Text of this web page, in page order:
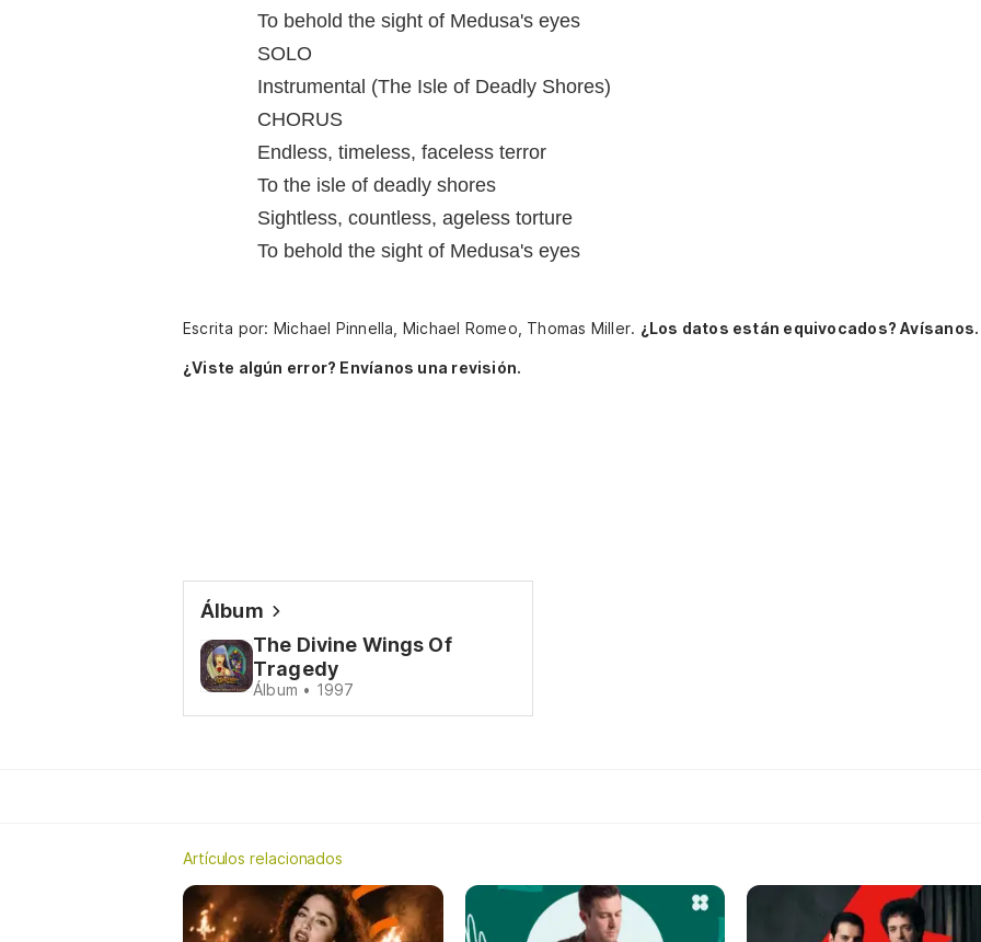
To behold the sight of Medusa's eyes
SOLO
Instrumental (The Isle of Deadly Shores)
CHORUS
Endless, timeless, faceless terror
To the isle of deadly shores
Sightless, countless, ageless torture
To behold the sight of Medusa's eyes
Escrita por: Michael Pinnella, Michael Romeo, Thomas Miller. ¿Los datos están equivocados? Avísanos.
¿Viste algún error? Envíanos una revisión.
Álbum
The Divine Wings Of
Tragedy
Álbum • 1997
Artículos relacionados